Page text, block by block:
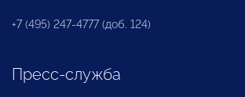
+7 (495) 247-4777 (доб. 124)
Пресс-служба